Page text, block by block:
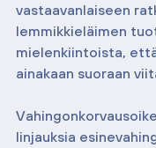
vastaavanlaiseen
lemmikkieläimen
mielenkiintoista,
ainakaan suoraan
linjauksia